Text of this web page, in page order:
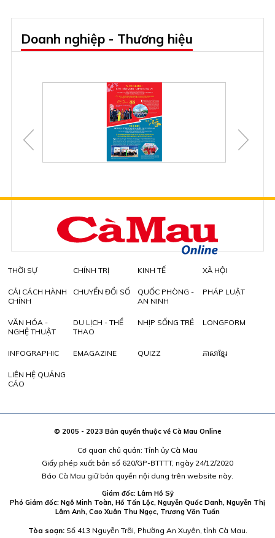
Doanh nghiệp - Thương hiệu
THỜI SỰ CHÍNH TRỊ KINH TẾ XÃ HỘI
CẢI CÁCH HÀNH
CHÍNH
CHUYỂN ĐỔI SỐ
QUỐC PHÒNG -
AN NINH
PHÁP LUẬT
VĂN HÓA -
NGHỆ THUẬT
DU LỊCH - THỂ
THAO
NHỊP SỐNG TRẺ LONGFORM
INFOGRAPHIC EMAGAZINE QUIZZ ភាសាខ្មែរ
LIÊN HỆ QUẢNG
CÁO
© 2005 - 2023 Bản quyền thuộc về Cà Mau Online
Cơ quan chủ quản: Tỉnh ủy Cà Mau
Giấy phép xuất bản số 620/GP-BTTTT, ngày 24/12/2020
Báo Cà Mau giữ bản quyền nội dung trên website này.
Giám đốc: Lâm Hồ Sỹ
Phó Giám đốc: Ngô Minh Toàn, Hồ Tấn Lộc, Nguyễn Quốc Danh, Nguyễn Thị
Lâm Anh, Cao Xuân Thu Ngọc, Trương Văn Tuấn
Tòa soạn:Số 413 Nguyễn Trãi, Phường An Xuyên, tỉnh Cà Mau.